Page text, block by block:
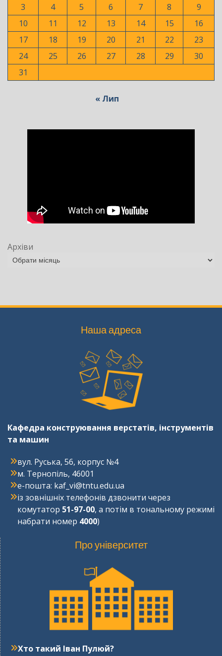
3
4 5 6 7 8
9
10
11 12 13 14 15
16
17
18 19 20 21 22
23
24
25 26 27 28 29
30
31
« Лип
Архіви
Наша адреса
Кафедра конструювання верстатів, інструментів
та машин
вул. Руська, 56, корпус №4
м. Тернопіль, 46001
e-пошта: kaf_vi@tntu.edu.ua
із зовнішніх телефонів дзвонити через
комутатор 51-97-00, а потім в тональному режимі
набрати номер 4000)
Про університет
Хто такий Іван Пулюй?